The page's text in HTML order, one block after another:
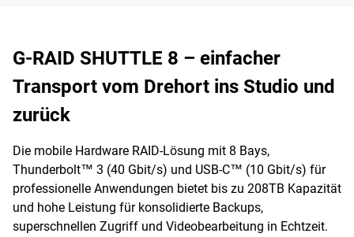
G-RAID SHUTTLE 8 – einfacher
Transport vom Drehort ins Studio und
zurück
Die mobile Hardware RAID-Lösung mit 8 Bays,
Thunderbolt™ 3 (40 Gbit/s) und USB-C™ (10 Gbit/s) für
professionelle Anwendungen bietet bis zu 208TB Kapazität
und hohe Leistung für konsolidierte Backups,
superschnellen Zugriff und Videobearbeitung in Echtzeit.